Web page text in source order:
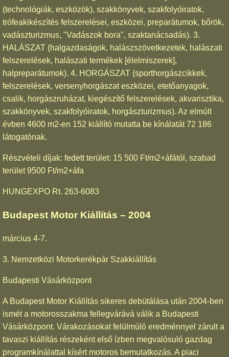
(technológiák, eszközök), szakkönyvek, szakfolyóiratok,
trófeakikészítés felszerelései, eszközei, preparátumok, bőrök,
vadászturizmus, "Vadászok bora", szaktanácsadás). 3.
HALÁSZAT (halgazdaságok, halászszövetkezetek, halászati
felszerelések, halászati termékek [élelmiszerek],
halpreparátumok). 4. HORGÁSZAT (sporthorgászcikkek,
felszerelések, versenyhorgászat eszközei, etetőanyagok,
csalik, horgászruházat, kiegészítő felszerelések, akvarisztika,
szakkönyvek, szakfolyóiratok, horgászturizmus). Az elmúlt
évben 4600 m2-en 152 kiállító mutatta be kínálatát 72 186
látogatónak.
Részvételi díjak: fedett terület: 15 500 Ft/m2+áfától, szabad
terület 9500 Ft/m2+áfa
HUNGEXPO Rt. 263-6083
Budapest Motor Kiállítás – 2004
március 4-7.
3. Nemzetközi Motorkerékpár Szakkiállítás
Budapesti Vásárközpont
A Budapest Motor Kiállítás sikeres debütálása után 2004-ben
ismét a motorosszakma fellegvárává válik a Budapesti
Vásárközpont. Várakozásokat felülmúló eredménnyel zárult a
tavaszi kiállítás részeként első ízben megvalósuló gazdag
programkínálattal kísért motoros bemutatkozás. A piaci